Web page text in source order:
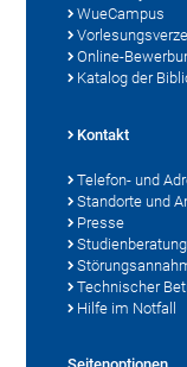
WueCampus
Online-
Katalog der
Kontakt
Telefon- und
Standorte und
Presse
Studienberatung
Technischer
Hilfe im Notfall